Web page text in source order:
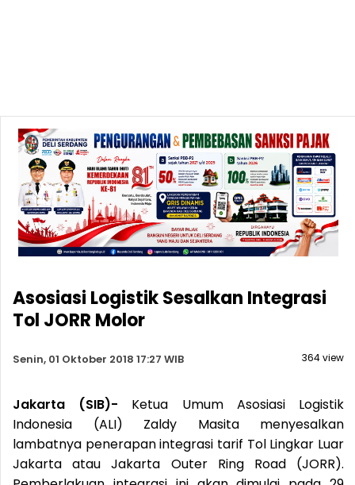
Asosiasi Logistik Sesalkan Integrasi
Tol JORR Molor
Senin, 01 Oktober 2018 17:27 WIB 364 view
Jakarta (SIB)- Ketua Umum Asosiasi Logistik
Indonesia (ALI) Zaldy Masita menyesalkan
lambatnya penerapan integrasi tarif Tol Lingkar Luar
Jakarta atau Jakarta Outer Ring Road (JORR).